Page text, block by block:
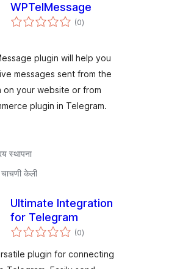
WPTelMessage
(0एकूण
मूल्यांकन
)
plugin will help you
messages sent from the
on your website or from
plugin in Telegram.
स्थापना
केली
Ultimate Integration
for Telegram
(0एकूण
मूल्यांकन
)
plugin for connecting